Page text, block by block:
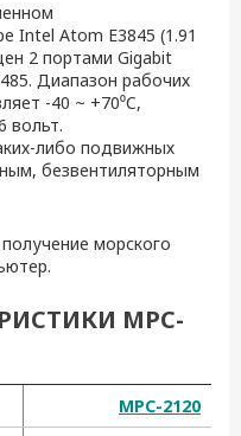
Intel Atom E3845 (1.91
2 портами Gigabit
Диапазон рабочих
-40 ~ +70⁰C,
вольт.
либо подвижных
безвентиляторным
морского
MPC-
MPC-2120